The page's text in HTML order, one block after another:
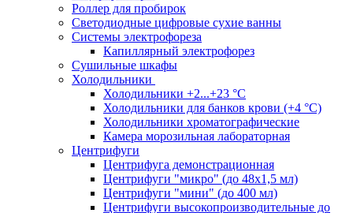
Роллер для пробирок
Светодиодные цифровые сухие ванны
Системы электрофореза
Капиллярный электрофорез
Сушильные шкафы
Холодильники
Холодильники +2...+23 °С
Холодильники для банков крови (+4 °С)
Холодильники хроматографические
Камера морозильная лабораторная
Центрифуги
Центрифуга демонстрационная
Центрифуги "микро" (до 48x1,5 мл)
Центрифуги "мини" (до 400 мл)
Центрифуги высокопроизводительные до